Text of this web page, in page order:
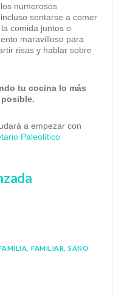
numerosos
sentarse a comer
comida juntos o
maravilloso para
risas y hablar sobre
tu cocina lo más
a empezar con
Paleolítico
FAMILIAR SANO